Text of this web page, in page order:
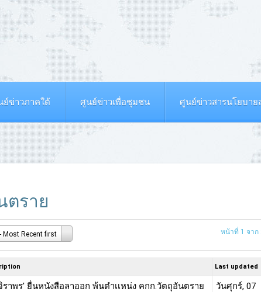
ย์ข่าวภาคใต้ ศูนย์ข่าวเพื่อชุมชน ศูนย์ข่าวสารนโยบา
ตราย
Most Recent first หน้าที่ 1 จาก
Last updated
ราพร' ยื่นหนังสือลาออก พ้นตำเเหน่ง คกก.วัตถุอันตราย
วันศุกร์, 07